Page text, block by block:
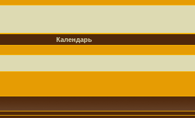
Календарь